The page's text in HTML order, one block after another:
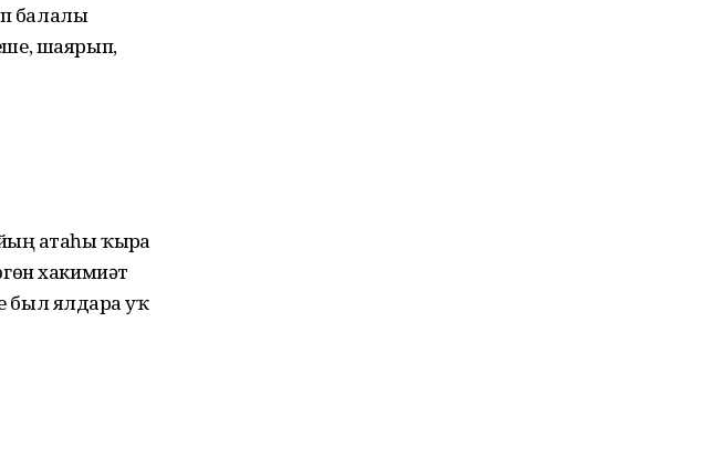
балалы
шаярып,
атаһы ҡырҙа
хакимиәт
ялдарҙа уҡ